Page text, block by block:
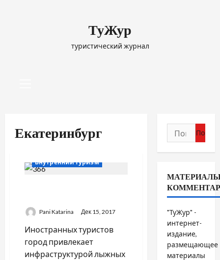
ТуЖур
туристический журнал
Екатеринбург
Внутренний туризм
Pani Katarina Дек 15, 2017
Иностранных туристов
город привлекает
инфраструктурой лыжных
Найти:
"ТуЖур" -
интернет-
издание,
размещающее
материалы